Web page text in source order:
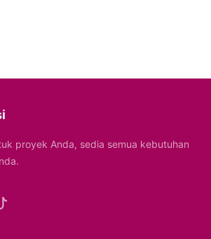
proyek Anda, sedia semua kebutuhan